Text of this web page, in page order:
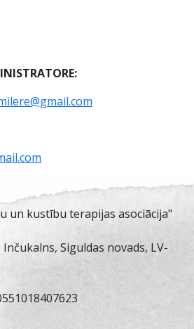
un kustību terapijas asociācija"
Siguldas novads, LV-